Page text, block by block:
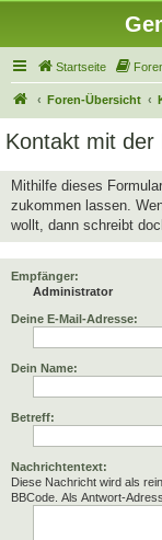
Startseite
Foren-Übersicht
Kontakt mit der
Mithilfe dieses
zukommen lassen.
wollt, dann schreibt
Empfänger:
Administrator
Deine E-Mail-Adresse:
Dein Name:
Betreff:
Nachrichtentext:
Diese Nachricht wird als
BBCode. Als Antwort-